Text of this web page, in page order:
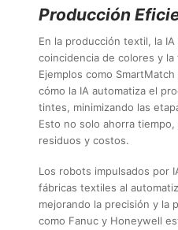
Producción
En la producción textil, la
coincidencia de colores y
Ejemplos como
cómo la IA automatiza el
tintes, minimizando las
Esto no solo ahorra
residuos y costos.
Los robots impulsados por
fábricas textiles al
mejorando la precisión y la
como Fanuc y Honeywell